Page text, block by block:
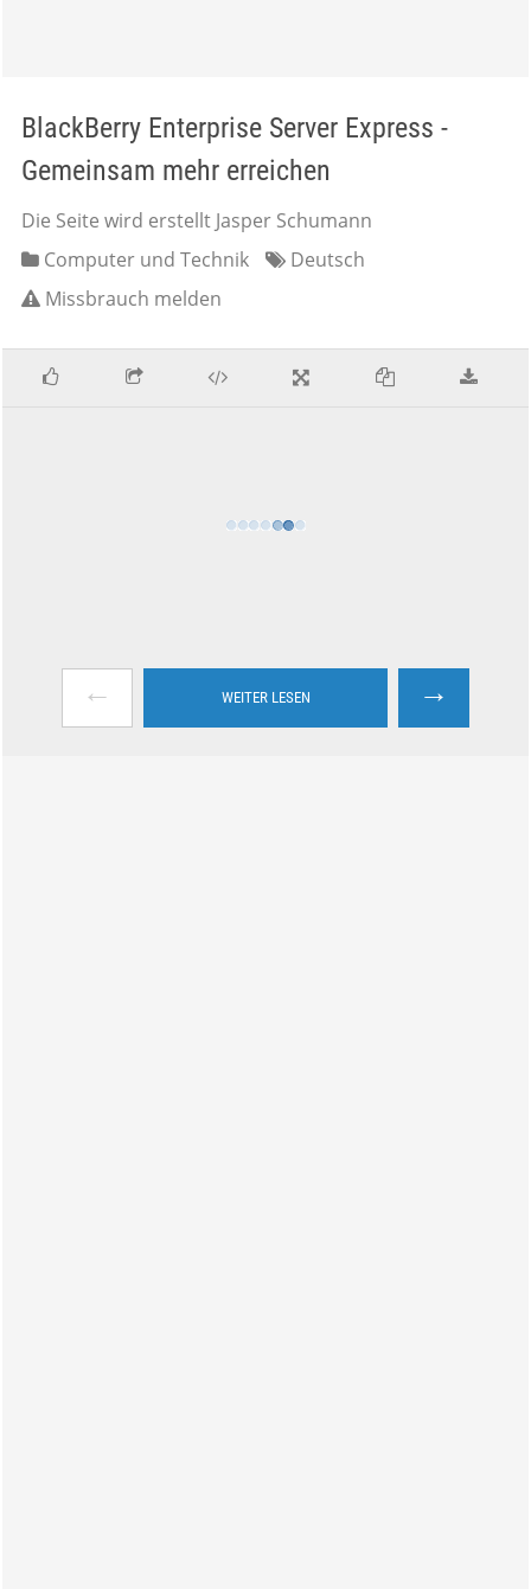
BlackBerry Enterprise Server Express -
Gemeinsam mehr erreichen
Die Seite wird erstellt Jasper Schumann
Computer und Technik
Deutsch
Missbrauch melden
← WEITER LESEN →